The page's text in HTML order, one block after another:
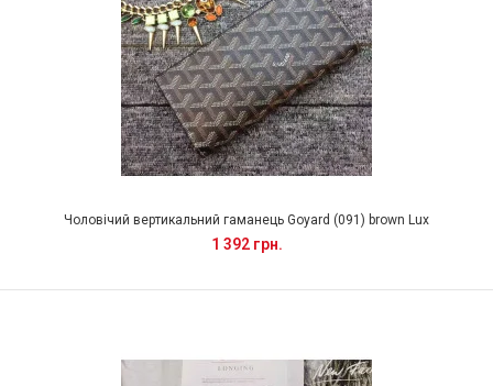
Чоловічий вертикальний гаманець Goyard (091) brown Lux
1 392 грн.